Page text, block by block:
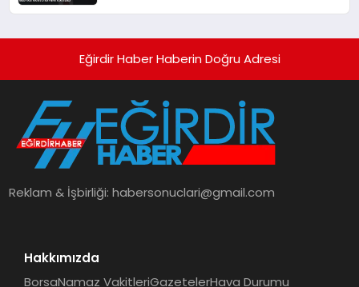
Eğirdir Haber Haberin Doğru Adresi
Reklam & İşbirliği:habersonuclari@gmail.com
Hakkımızda
BorsaNamaz VakitleriGazetelerHava Durumu